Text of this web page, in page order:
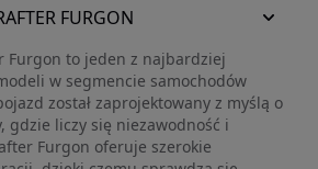
FURGON
Furgon to jeden z najbardziej
w segmencie samochodów
został zaprojektowany z myślą o
gdzie liczy się niezawodność i
Furgon oferuje szerokie